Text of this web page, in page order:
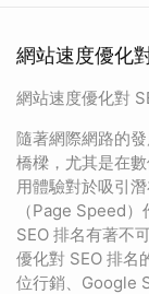
網站速度優化
網站速度優化對
隨著網際網路的
橋樑，尤其是在
用體驗對於吸引
（Page Speed
SEO 排名有著不
優化對 SEO 排名
位行銷、Google